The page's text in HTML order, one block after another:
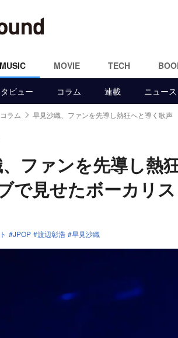
MUSIC MOVIE TECH
ビュー コラム 連載 ニュース
コラム 早見沙織、ファンを先導し熱狂へと導く歌声
ファンを先導し
で見せたボーカリ
JPOP 渡辺彰浩 早見沙織